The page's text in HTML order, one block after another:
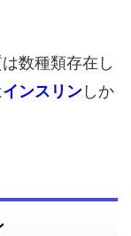
数種類存在し
インスリンしか